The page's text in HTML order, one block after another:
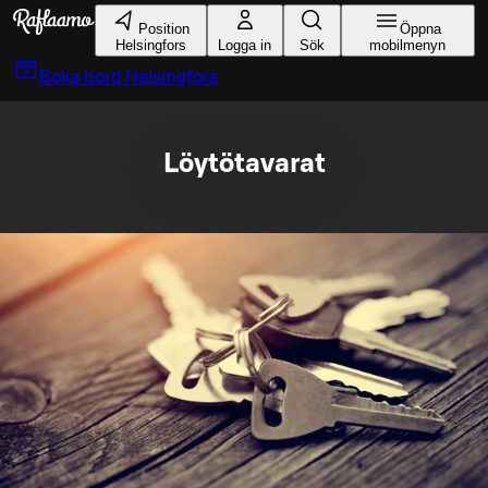
Gå till huvudinnehållet
Position
Helsingfors
Logga in Sök
Öppna
mobilmenyn
Boka bord Helsingfors
Löytötavarat